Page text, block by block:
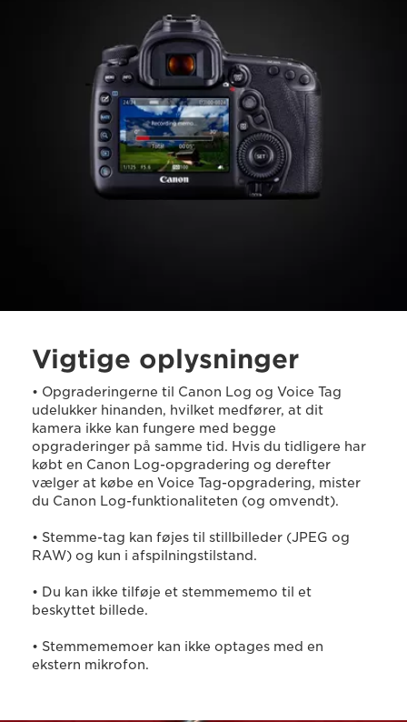
Vigtige oplysninger
• Opgraderingerne til Canon Log og Voice Tag
udelukker hinanden, hvilket medfører, at dit
kamera ikke kan fungere med begge
opgraderinger på samme tid. Hvis du tidligere har
købt en Canon Log-opgradering og derefter
vælger at købe en Voice Tag-opgradering, mister
du Canon Log-funktionaliteten (og omvendt).
• Stemme-tag kan føjes til stillbilleder (JPEG og
RAW) og kun i afspilningstilstand.
• Du kan ikke tilføje et stemmememo til et
beskyttet billede.
• Stemmememoer kan ikke optages med en
ekstern mikrofon.